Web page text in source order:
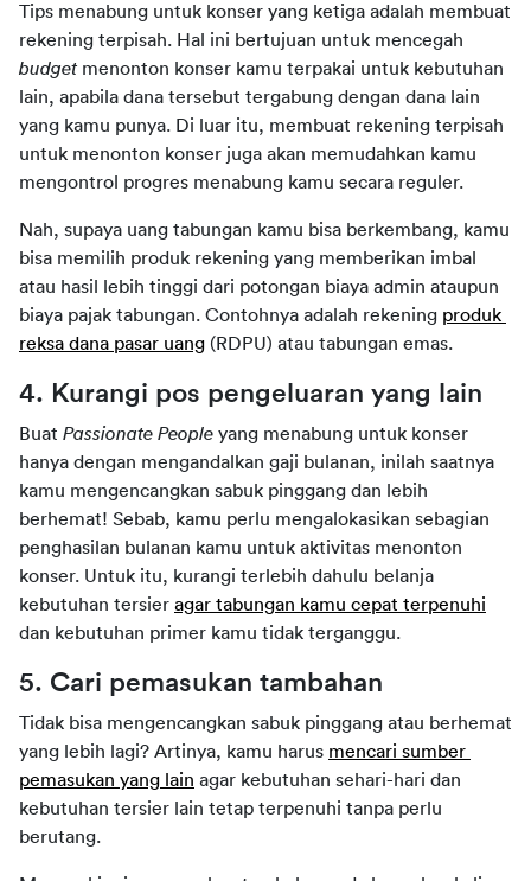
Tips menabung untuk konser yang ketiga adalah membuat
budget menonton konser kamu terpakai untuk kebutuhan
lain, apabila dana tersebut tergabung dengan dana lain
yang kamu punya. Di luar itu, membuat rekening terpisah
untuk menonton konser juga akan memudahkan kamu
mengontrol progres menabung kamu secara reguler.
Nah, supaya uang tabungan kamu bisa berkembang, kamu
bisa memilih produk rekening yang memberikan imbal
atau hasil lebih tinggi dari potongan biaya admin ataupun
biaya pajak tabungan. Contohnya adalah rekening produk
reksa dana pasar uang (RDPU) atau tabungan emas.
4. Kurangi pos pengeluaran yang lain
Buat Passionate People yang menabung untuk konser
hanya dengan mengandalkan gaji bulanan, inilah saatnya
kamu mengencangkan sabuk pinggang dan lebih
berhemat! Sebab, kamu perlu mengalokasikan sebagian
penghasilan bulanan kamu untuk aktivitas menonton
konser. Untuk itu, kurangi terlebih dahulu belanja
kebutuhan tersier agar tabungan kamu cepat terpenuhi
dan kebutuhan primer kamu tidak terganggu.
5. Cari pemasukan tambahan
Tidak bisa mengencangkan sabuk pinggang atau berhemat
yang lebih lagi? Artinya, kamu harus mencari sumber
pemasukan yang lain agar kebutuhan sehari-hari dan
kebutuhan tersier lain tetap terpenuhi tanpa perlu
berutang.